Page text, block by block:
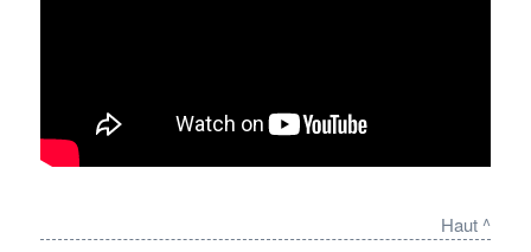
Haut ^